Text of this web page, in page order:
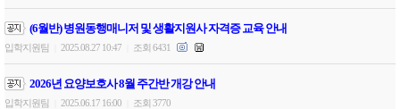
(6월반) 병원동행매니저 및 생활지원사 자격증 교육 안내
입학지원팀 2025.08.27 10:47 조회 6431
2026년 요양보호사 8월 주간반 개강 안내
입학지원팀 2025.06.17 16:00 조회 3770